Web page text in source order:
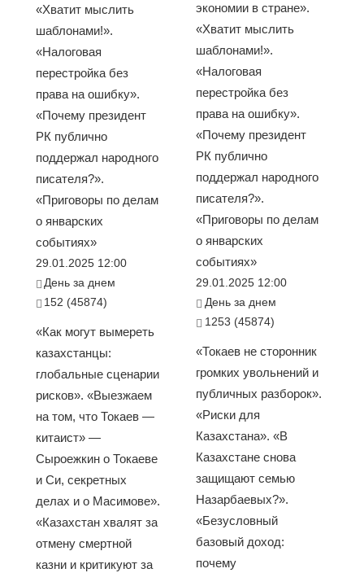
«Хватит мыслить
шаблонами!».
«Налоговая
перестройка без
права на ошибку».
«Почему президент
РК публично
поддержал народного
писателя?».
«Приговоры по делам
о январских
событиях»
29.01.2025 12:00
День за днем
152 (45874)
«Как могут вымереть
казахстанцы:
глобальные сценарии
рисков». «Выезжаем
на том, что Токаев —
китаист» —
Сыроежкин о Токаеве
и Си, секретных
делах и о Масимове».
«Казахстан хвалят за
отмену смертной
казни и критикуют за
экономии в стране».
«Хватит мыслить
шаблонами!».
«Налоговая
перестройка без
права на ошибку».
«Почему президент
РК публично
поддержал народного
писателя?».
«Приговоры по делам
о январских
событиях»
29.01.2025 12:00
День за днем
1253 (45874)
«Токаев не сторонник
громких увольнений и
публичных разборок».
«Риски для
Казахстана». «В
Казахстане снова
защищают семью
Назарбаевых?».
«Безусловный
базовый доход:
почему